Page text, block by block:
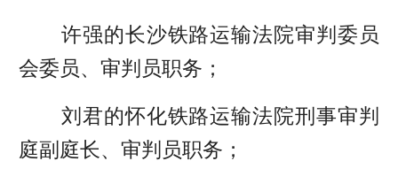
许强的长沙铁路运输法院审判委员
会委员、审判员职务；
刘君的怀化铁路运输法院刑事审判
庭副庭长、审判员职务；